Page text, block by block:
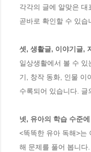
각각의 글에 알맞은
곧바로 확인할 수 있습
셋, 생활글, 이야기글,
일상생활에서 볼 수
기, 창작 동화, 인물 이
수록되어 있습니다.
넷, 유아의 학습 수준
<똑똑한 유아 독해>는
해 문제를 풀어 봅니